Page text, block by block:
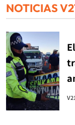
NOTICIAS
V21